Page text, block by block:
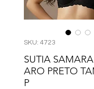
SKU: 4723
SUTIA
ARO PRETO
P